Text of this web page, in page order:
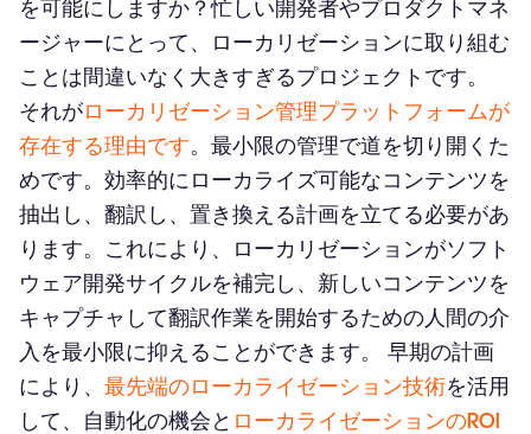
を可能にしますか？忙しい開発者やプロダクトマネ
ージャーにとって、ローカリゼーションに取り組む
ことは間違いなく大きすぎるプロジェクトです。
それがローカリゼーション管理プラットフォームが
存在する理由です。最小限の管理で道を切り開くた
めです。効率的にローカライズ可能なコンテンツを
抽出し、翻訳し、置き換える計画を立てる必要があ
ります。これにより、ローカリゼーションがソフト
ウェア開発サイクルを補完し、新しいコンテンツを
キャプチャして翻訳作業を開始するための人間の介
入を最小限に抑えることができます。 早期の計画
により、 最先端のローカライゼーション技術を活用
して、自動化の機会と ローカライゼーションのROI